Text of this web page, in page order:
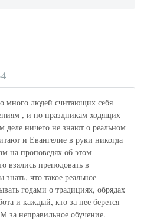
много людей считающих себя
, и по праздникам ходящих
деле ничего не знают о реальном
и Евангелие в руки никогда
на проповедях об этом
взялись преподовать в
что такое реальное
годами о традициях, обрядах
и каждый, кто за нее берется
за неправильное обучение.